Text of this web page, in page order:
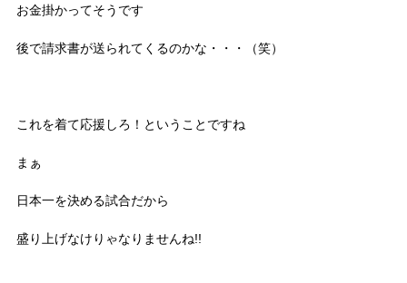
お金掛かってそうです
後で請求書が送られてくるのかな・・・（笑）
これを着て応援しろ！ということですね
まぁ
日本一を決める試合だから
盛り上げなけりゃなりませんね!!